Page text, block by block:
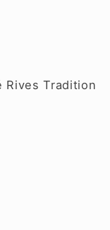
Rives Tradition